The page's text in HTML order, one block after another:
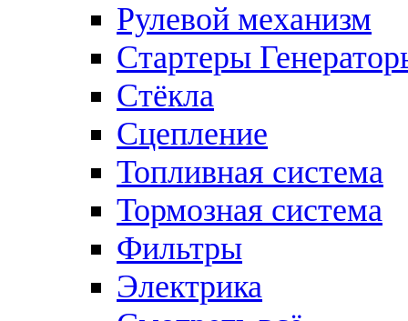
Рулевой механизм
Стартеры
Стёкла
Сцепление
Топливная система
Тормозная система
Фильтры
Электрика